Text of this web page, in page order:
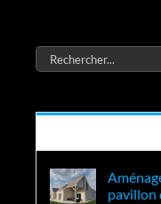
Rechercher:
pavillon